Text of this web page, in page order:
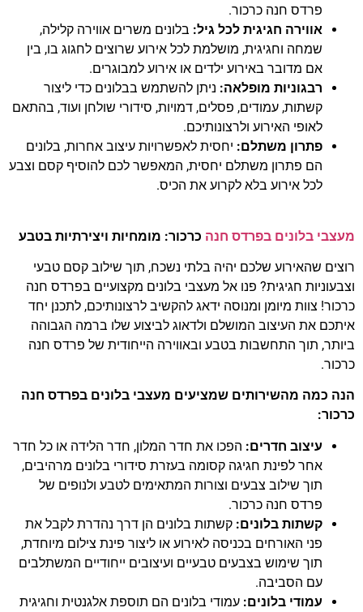
פרדס חנה כרכור.
אווירה חגיגית לכל גיל: בלונים משרים אווירה קלילה,
שמחה וחגיגית, מושלמת לכל אירוע שרוצים לחגוג בו, בין
אם מדובר באירוע ילדים או אירוע למבוגרים.
רבגוניות מופלאה: ניתן להשתמש בבלונים כדי ליצור
קשתות, עמודים, פסלים, דמויות, סידורי שולחן ועוד, בהתאם
לאופי האירוע ולרצונותיכם.
פתרון משתלם: יחסית לאפשרויות עיצוב אחרות, בלונים
הם פתרון משתלם יחסית, המאפשר לכם להוסיף קסם וצבע
לכל אירוע בלא לקרוע את הכיס.
מעצבי בלונים בפרדס חנה כרכור: מומחיות ויצירתיות בטבע
רוצים שהאירוע שלכם יהיה בלתי נשכח, תוך שילוב קסם טבעי
וצבעוניות חגיגית? פנו אל מעצבי בלונים מקצועיים בפרדס חנה
כרכור! צוות מיומן ומנוסה ידאג להקשיב לרצונותיכם, לתכנן יחד
איתכם את העיצוב המושלם ולדאוג לביצוע שלו ברמה הגבוהה
ביותר, תוך התחשבות בטבע ובאווירה הייחודית של פרדס חנה
כרכור.
הנה כמה מהשירותים שמציעים מעצבי בלונים בפרדס חנה
כרכור:
עיצוב חדרים: הפכו את חדר המלון, חדר הלידה או כל חדר
אחר לפינת חגיגה קסומה בעזרת סידורי בלונים מרהיבים,
תוך שילוב צבעים וצורות המתאימים לטבע ולנופים של
פרדס חנה כרכור.
קשתות בלונים: קשתות בלונים הן דרך נהדרת לקבל את
פני האורחים בכניסה לאירוע או ליצור פינת צילום מיוחדת,
תוך שימוש בצבעים טבעיים ועיצובים ייחודיים המשתלבים
עם הסביבה.
עמודי בלונים: עמודי בלונים הם תוספת אלגנטית וחגיגית